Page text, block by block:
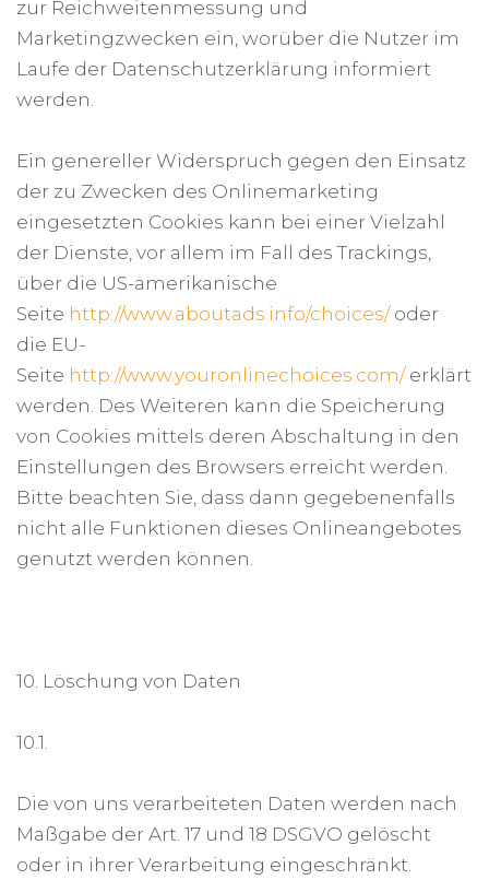
zur Reichweitenmessung und
Marketingzwecken ein, worüber die Nutzer im
Laufe der Datenschutzerklärung informiert
werden.
Ein genereller Widerspruch gegen den Einsatz
der zu Zwecken des Onlinemarketing
eingesetzten Cookies kann bei einer Vielzahl
der Dienste, vor allem im Fall des Trackings,
über die US-amerikanische
Seite http://www.aboutads.info/choices/oder
die EU-
Seite http://www.youronlinechoices.com/erklärt
werden. Des Weiteren kann die Speicherung
von Cookies mittels deren Abschaltung in den
Einstellungen des Browsers erreicht werden.
Bitte beachten Sie, dass dann gegebenenfalls
nicht alle Funktionen dieses Onlineangebotes
genutzt werden können.
10. Löschung von Daten
10.1.
Die von uns verarbeiteten Daten werden nach
Maßgabe der Art. 17 und 18 DSGVO gelöscht
oder in ihrer Verarbeitung eingeschränkt.